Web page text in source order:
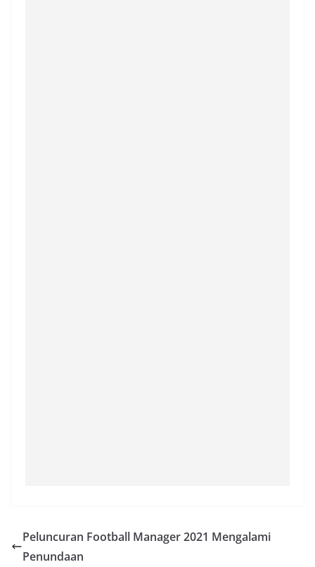
Peluncuran Football Manager 2021 Mengalami
Penundaan